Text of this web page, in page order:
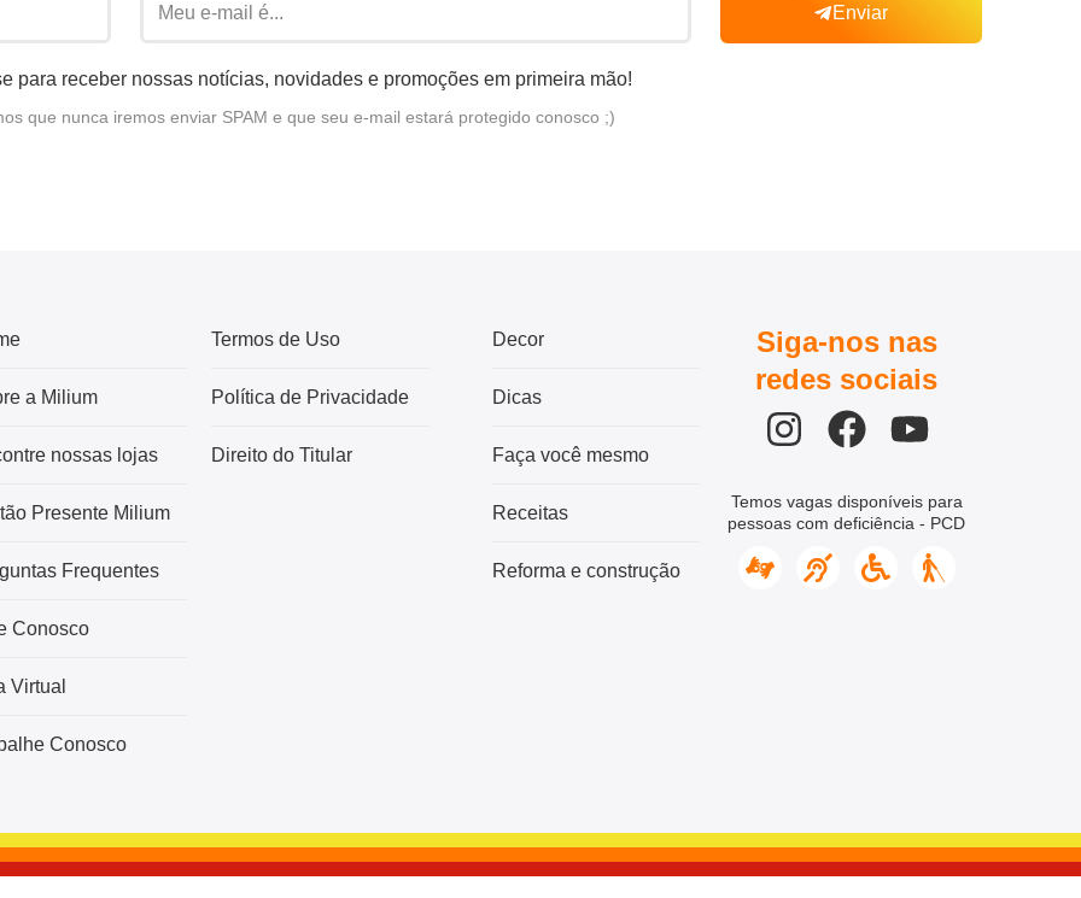
Enviar
para receber nossas notícias, novidades e promoções em primeira mão!
que nunca iremos enviar SPAM e que seu e-mail estará protegido conosco ;)
a Milium
nossas lojas
Presente Milium
Frequentes
Conosco
Virtual
Conosco
Termos de Uso
Política de Privacidade
Direito do Titular
Decor
Dicas
Faça você mesmo
Receitas
Reforma e construção
Siga-nos nas
redes sociais
Temos vagas disponíveis para
pessoas com deficiência - PCD